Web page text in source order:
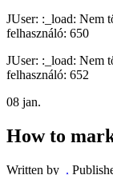
JUser: :_load: Nem
felhasználó: 650
JUser: :_load: Nem
felhasználó: 652
08 jan.
How to
Written by .